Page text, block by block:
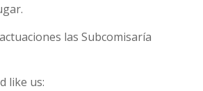
las Subcomisaría
like us: